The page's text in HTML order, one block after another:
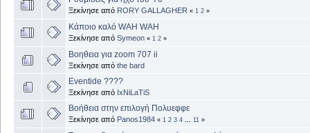
Ξεκίνησε από RORY GALLAGHER « 1 2 »
Κάποιο καλό WAH WAH
Ξεκίνησε από Symeon « 1 2 »
Βοηθεια για zoom 707 ii
Ξεκίνησε από the bard
Eventide ????
Ξεκίνησε από IxNiLaTiS
Βοήθεια στην επιλογή Πολυεφφε
Ξεκίνησε από Panos1984 « 1 2 3 4 11 »